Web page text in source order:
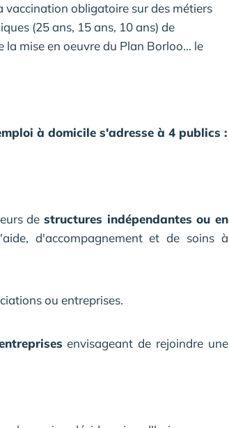
obligatoire sur des métiers
(25 ans, 15 ans, 10 ans) de
mise en oeuvre du Plan Borloo... le
à domicile s'adresse à 4 publics :
de structures indépendantes ou en
d'accompagnement et de soins à
ou entreprises.
envisageant de rejoindre une